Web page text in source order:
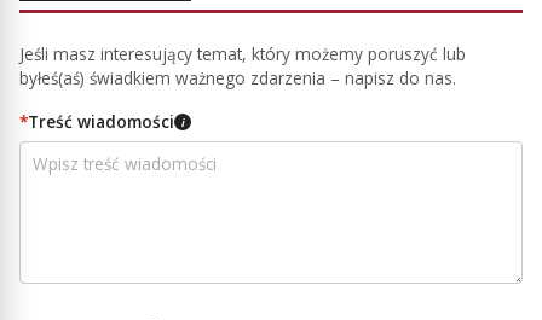
Jeśli masz interesujący temat, który możemy poruszyć lub
byłeś(aś) świadkiem ważnego zdarzenia – napisz do nas.
*Treść wiadomości i